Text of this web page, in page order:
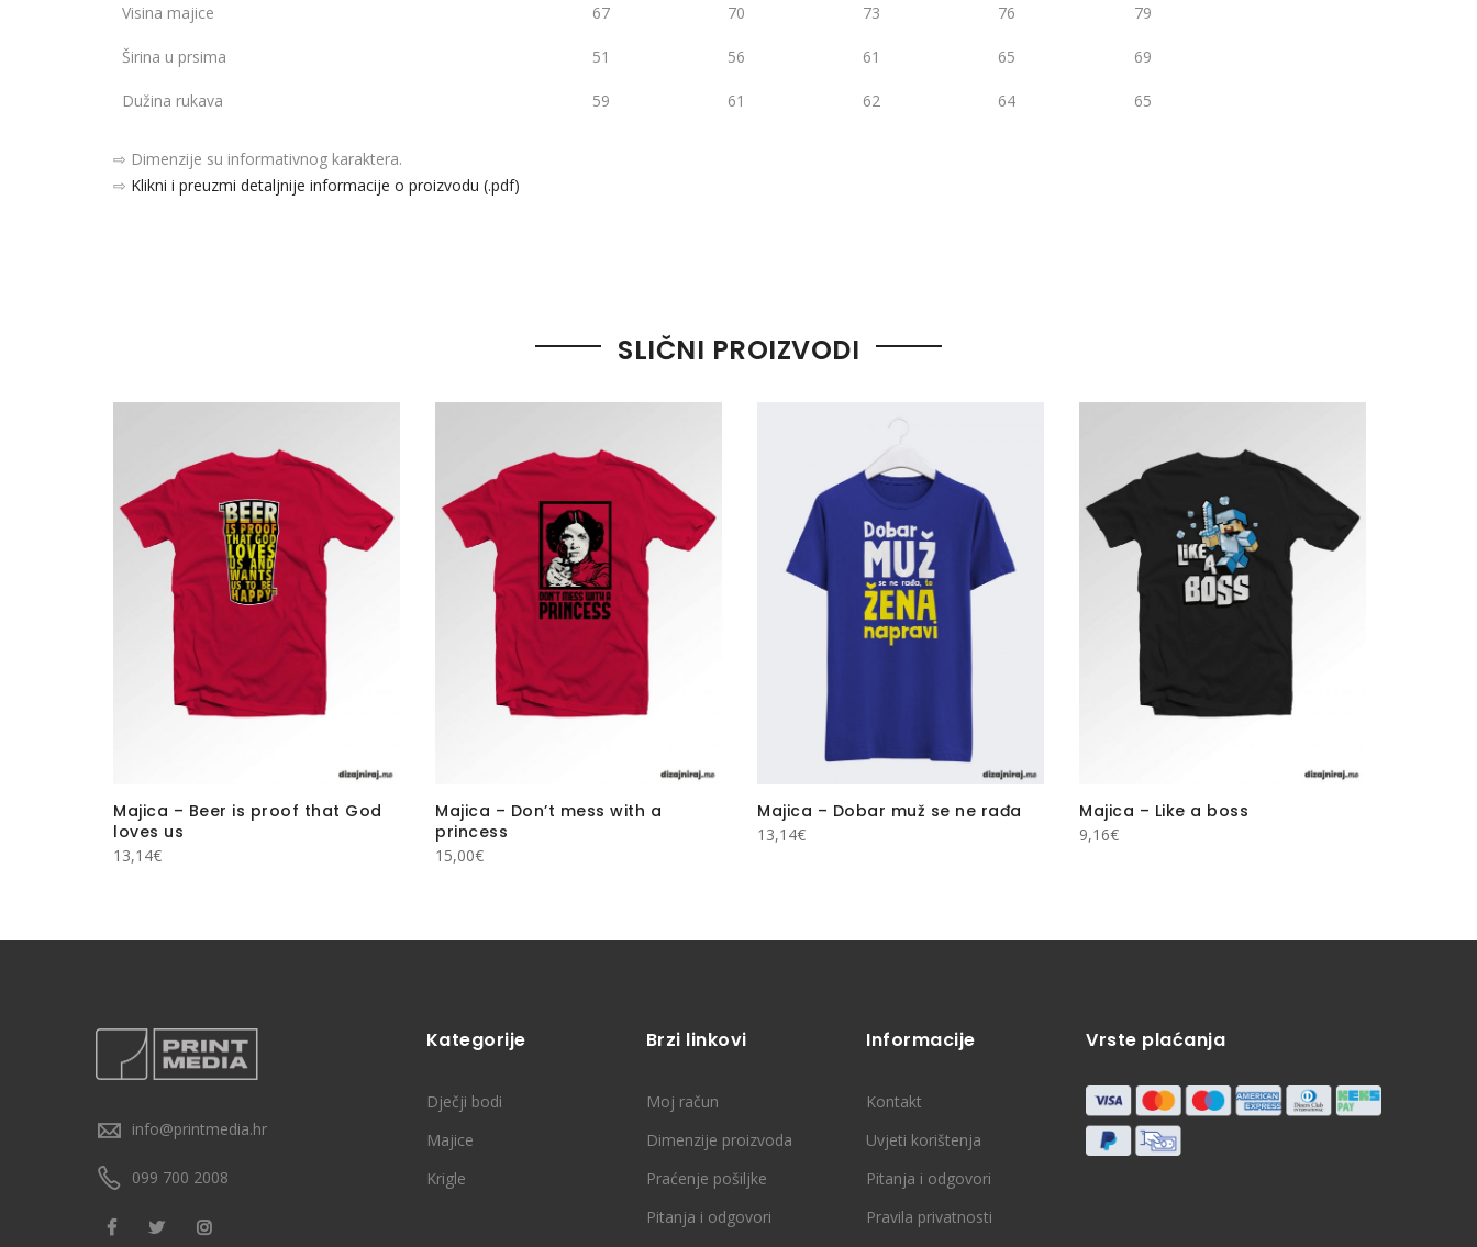
Visina majice 67 70 73 76 79
Širina u prsima 51 56 61 65 69
Dužina rukava 59 61 62 64 65
⇨ Dimenzije su informativnog karaktera.
⇨ Klikni i preuzmi detaljnije informacije o proizvodu (.pdf)
SLIČNI PROIZVODI
Majica – Beer is proof that God
loves us
13,14€
Majica – Don’t mess with a
princess
15,00€
Majica – Dobar muž se ne rađa
13,14€
Majica – Like a boss
9,16€
info@printmedia.hr
099 700 2008
Kategorije
Dječji bodi
Majice
Krigle
Brzi linkovi
Moj račun
Dimenzije proizvoda
Praćenje pošiljke
Pitanja i odgovori
Informacije
Kontakt
Uvjeti korištenja
Pitanja i odgovori
Pravila privatnosti
Vrste plaćanja